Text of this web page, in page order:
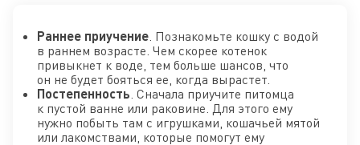
Раннее приучение . Познакомьте кошку с водой
в раннем возрасте. Чем скорее котенок
привыкнет к воде, тем больше шансов, что
он не будет бояться ее, когда вырастет.
Постепенность . Сначала приучите питомца
к пустой ванне или раковине. Для этого ему
нужно побыть там с игрушками, кошачьей мятой
или лакомствами, которые помогут ему